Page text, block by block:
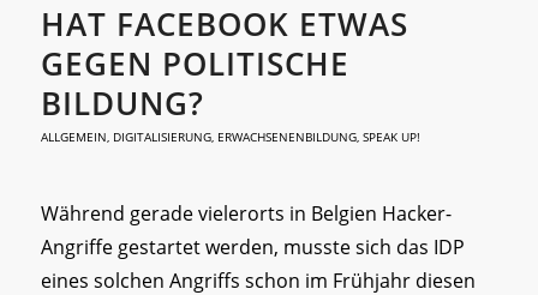
HAT FACEBOOK ETWAS
GEGEN POLITISCHE
BILDUNG?
ALLGEMEIN, DIGITALISIERUNG, ERWACHSENENBILDUNG, SPEAK UP!
Während gerade vielerorts in Belgien Hacker-
Angriffe gestartet werden, musste sich das IDP
eines solchen Angriffs schon im Frühjahr diesen